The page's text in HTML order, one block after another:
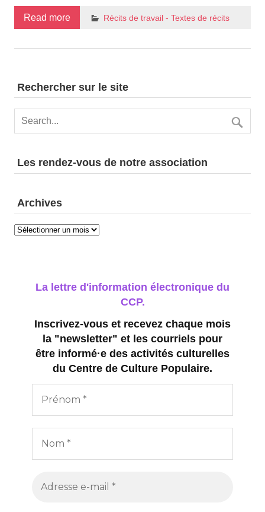
Read more Récits de travail - Textes de récits
Rechercher sur le site
Les rendez-vous de notre association
Archives
Archives
La lettre d'information électronique du
CCP.
Inscrivez-vous et recevez chaque mois
la "newsletter" et les courriels pour
être informé·e des activités culturelles
du Centre de Culture Populaire.